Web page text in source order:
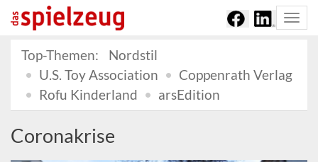
Top-Themen:
Nordstil
U.S. Toy Association
Coppenrath Verlag
Rofu Kinderland
arsEdition
Coronakrise